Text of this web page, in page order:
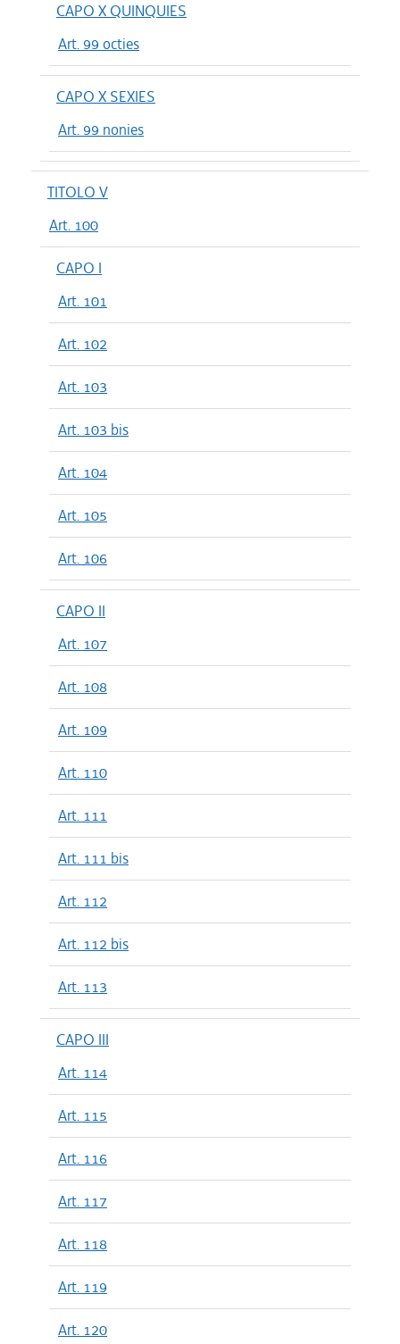
CAPO X QUINQUIES
Art. 99 octies
CAPO X SEXIES
Art. 99 nonies
TITOLO V
Art. 100
CAPO I
Art. 101
Art. 102
Art. 103
Art. 103 bis
Art. 104
Art. 105
Art. 106
CAPO II
Art. 107
Art. 108
Art. 109
Art. 110
Art. 111
Art. 111 bis
Art. 112
Art. 112 bis
Art. 113
CAPO III
Art. 114
Art. 115
Art. 116
Art. 117
Art. 118
Art. 119
Art. 120